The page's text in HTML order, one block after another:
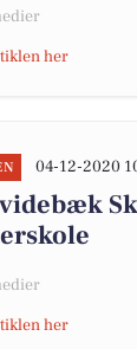
her
04-12-2020
her